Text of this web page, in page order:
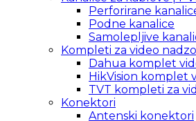
Perforirane
Podne kanalice
Samolepljive
Kompleti za video
Dahua komplet
HikVision komplet
TVT kompleti za
Konektori
Antenski konektori